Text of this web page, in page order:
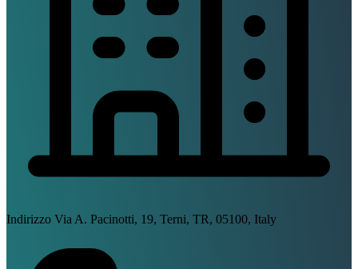
Indirizzo Via A. Pacinotti, 19, Terni, TR, 05100, Italy